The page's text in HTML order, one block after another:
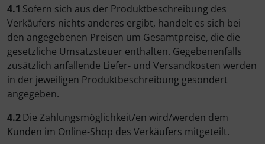
4.1 Sofern sich aus der Produktbeschreibung des
Verkäufers nichts anderes ergibt, handelt es sich bei
den angegebenen Preisen um Gesamtpreise, die die
gesetzliche Umsatzsteuer enthalten. Gegebenenfalls
zusätzlich anfallende Liefer- und Versandkosten werden
in der jeweiligen Produktbeschreibung gesondert
angegeben.
4.2Die Zahlungsmöglichkeit/en wird/werden dem
Kunden im Online-Shop des Verkäufers mitgeteilt.